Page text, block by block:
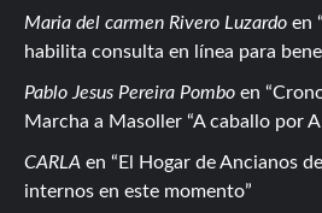
Maria del carmen Rivero Luzardo en
habilita consulta en línea para
Pablo Jesus Pereira Pombo en
Marcha a Masoller “A caballo por
CARLA en
El Hogar de Ancianos
internos en este momento